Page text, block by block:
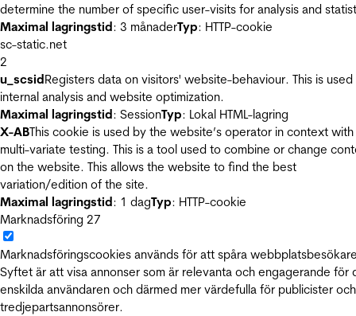
determine the number of specific user-visits for analysis and
Maximal lagringstid: 3 månaderTyp: HTTP-cookie
sc-static.net
2
u_scsidRegisters data on visitors' website-behaviour. This is
internal analysis and website optimization.
Maximal lagringstid: SessionTyp: Lokal HTML-lagring
X-ABThis cookie is used by the website’s operator in context with
multi-variate testing. This is a tool used to combine or change
on the website. This allows the website to find the best
variation/edition of the site.
Maximal lagringstid: 1 dagTyp: HTTP-cookie
Marknadsföring 27
Marknadsföringscookies används för att spåra
Syftet är att visa annonser som är relevanta och engagerande för
enskilda användaren och därmed mer värdefulla för publicister och
tredjepartsannonsörer.